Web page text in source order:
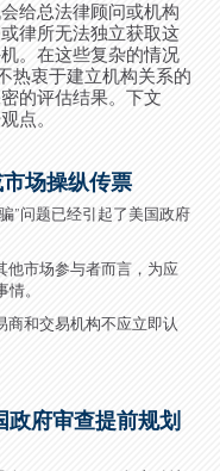
给总法律顾问或机构
律所无法独立获取这
。在这些复杂的情况
热衷于建立机构关系的
的评估结果。下文
点。
场操纵传票
”问题已经引起了美国政府
他市场参与者而言，为应
。
商和交易机构不应立即认
政府审查提前规划